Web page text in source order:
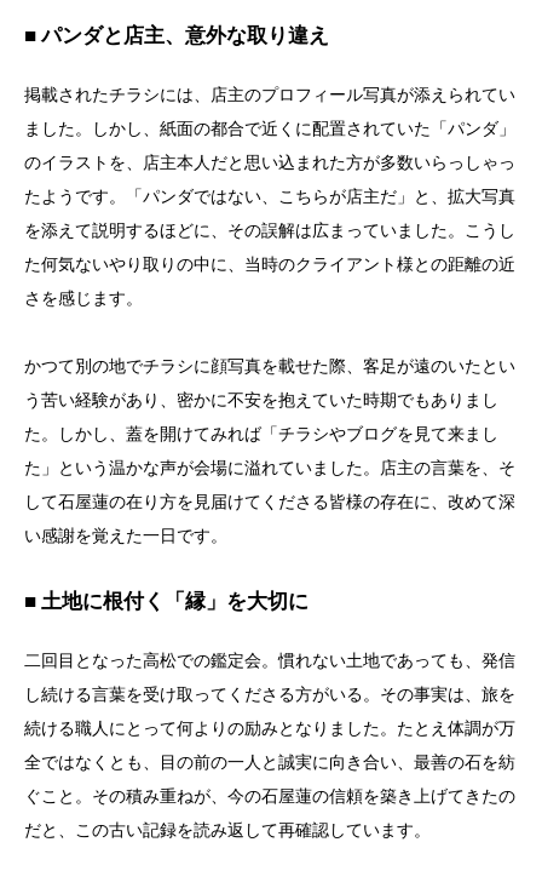
■ パンダと店主、意外な取り違え
掲載されたチラシには、店主のプロフィール写真が添えられてい
ました。しかし、紙面の都合で近くに配置されていた「パンダ」
のイラストを、店主本人だと思い込まれた方が多数いらっしゃっ
たようです。「パンダではない、こちらが店主だ」と、拡大写真
を添えて説明するほどに、その誤解は広まっていました。こうし
た何気ないやり取りの中に、当時のクライアント様との距離の近
さを感じます。
かつて別の地でチラシに顔写真を載せた際、客足が遠のいたとい
う苦い経験があり、密かに不安を抱えていた時期でもありまし
た。しかし、蓋を開けてみれば「チラシやブログを見て来まし
た」という温かな声が会場に溢れていました。店主の言葉を、そ
して石屋蓮の在り方を見届けてくださる皆様の存在に、改めて深
い感謝を覚えた一日です。
■ 土地に根付く「縁」を大切に
二回目となった高松での鑑定会。慣れない土地であっても、発信
し続ける言葉を受け取ってくださる方がいる。その事実は、旅を
続ける職人にとって何よりの励みとなりました。たとえ体調が万
全ではなくとも、目の前の一人と誠実に向き合い、最善の石を紡
ぐこと。その積み重ねが、今の石屋蓮の信頼を築き上げてきたの
だと、この古い記録を読み返して再確認しています。